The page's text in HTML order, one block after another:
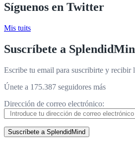
Síguenos en Twitter
Mis tuits
Suscríbete a
Escribe tu email para suscribirte y
Únete a 175.387 seguidores más
Dirección de correo electrónico:
Suscríbete a SplendidMind